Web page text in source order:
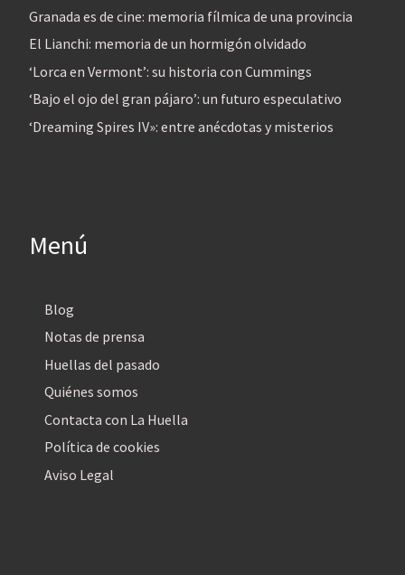
Granada es de cine: memoria fílmica de una provincia
El Lianchi: memoria de un hormigón olvidado
‘Lorca en Vermont’: su historia con Cummings
‘Bajo el ojo del gran pájaro’: un futuro especulativo
‘Dreaming Spires IV»: entre anécdotas y misterios
Menú
Blog
Notas de prensa
Huellas del pasado
Quiénes somos
Contacta con La Huella
Política de cookies
Aviso Legal